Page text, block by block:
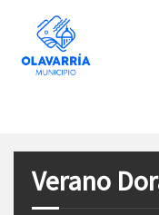
Verano